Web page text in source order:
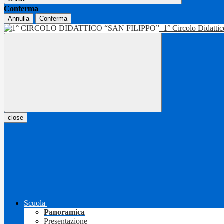
Conferma
Annulla Conferma
1° Circolo
close
Scuola
Panoramica
Presentazione